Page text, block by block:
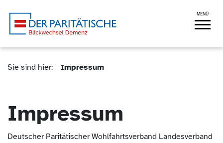
Blickwechsel Demenz
Navigation MENÜ
Sie sind hier (Breadcrumb)
Sie sind hier: Impressum
Impressum
Deutscher Paritätischer Wohlfahrtsverband Landesverband